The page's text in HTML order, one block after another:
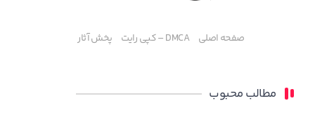
صفحه اصلی DMCA – کپی رایت پخش آثار
مطالب محبوب